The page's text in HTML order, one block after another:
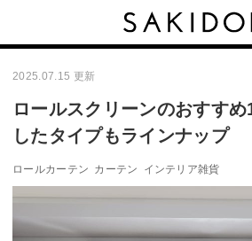
2025.07.15 更新
ロールスクリーンのおすす
したタイプもラインナップ
ロールカーテン カーテン インテリア雑貨